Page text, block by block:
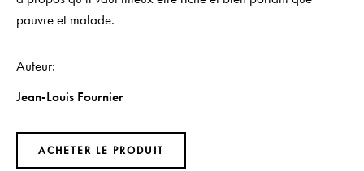
pauvre et malade.
Auteur
Jean-Louis Fournier
ACHETER LE PRODUIT